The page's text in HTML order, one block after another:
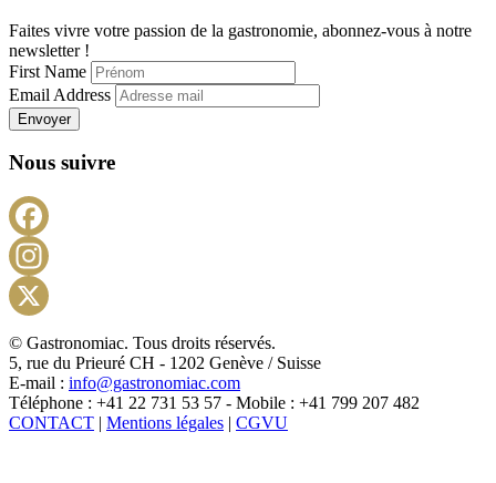
Faites vivre votre passion de la gastronomie, abonnez-vous à notre
newsletter !
First Name
Email Address
Envoyer
Nous suivre
X
© Gastronomiac. Tous droits réservés.
5, rue du Prieuré CH - 1202 Genève / Suisse
E-mail : info@gastronomiac.com
Téléphone : +41 22 731 53 57 - Mobile : +41 799 207 482
CONTACT | Mentions légales | CGVU